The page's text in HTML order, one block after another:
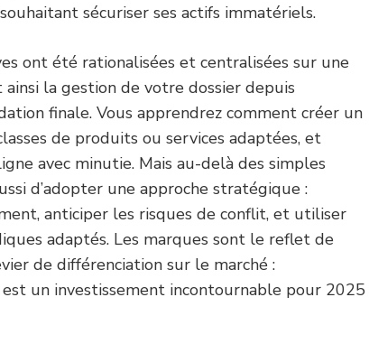
sécuriser ses actifs immatériels.
ont été rationalisées et centralisées sur une
la gestion de votre dossier depuis
finale. Vous apprendrez comment créer un
de produits ou services adaptées, et
avec minutie. Mais au-delà des simples
d’adopter une approche stratégique :
anticiper les risques de conflit, et utiliser
adaptés. Les marques sont le reflet de
de différenciation sur le marché :
un investissement incontournable pour 2025